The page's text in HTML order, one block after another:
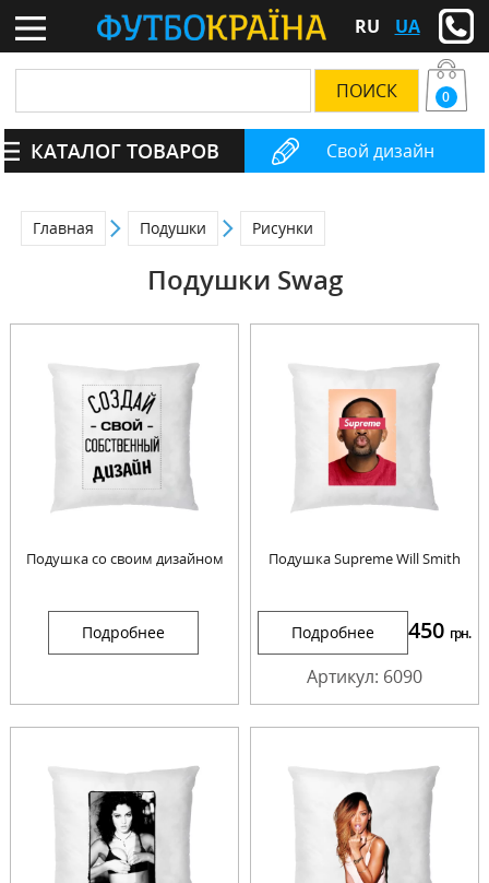
RU UA
Свой дизайн
0
КАТАЛОГ ТОВАРОВ
Главная Подушки Рисунки
Подушки Swag
Подушка со своим дизайном
Подробнее
Подушка Supreme Will Smith
Подробнее 450 грн.
Артикул: 6090